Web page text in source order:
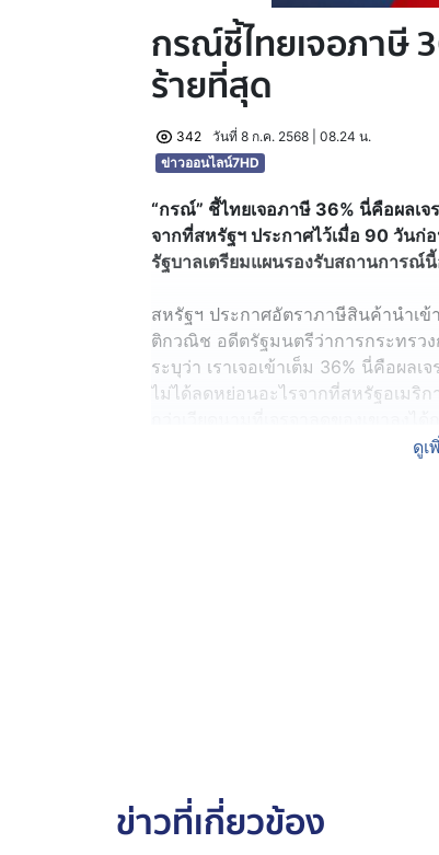
กรณ์ชี้ไทยเจอภาษี
ร้ายที่สุด
342
วันที่ 8 ก.ค. 2568 | 08.24 น.
ข่าวออนไลน์7HD
“กรณ์” ชี้ไทยเจอภาษี 36% นี่คือผลเ
จากที่สหรัฐฯ ประกาศไว้เมื่อ 90 วันก่
รัฐบาลเตรียมแผนรองรับสถานการณ์นี้
สหรัฐฯ ประกาศอัตราภาษีสินค้านำเ
ติกวณิช อดีตรัฐมนตรีว่าการกระทรว
ระบุว่า เราเจอเข้าเต็ม 36% นี่คือผล
ไม่ได้ลดหย่อนอะไรจากที่สหรัฐอเมริ
จ่าย หากรัฐบาลยังทำทุกอย่างเหมือน
ควรระวังผลต่อดุลบัญชีเดินสะพัดของ
ดูเ
ข่าวที่เกี่ยวข้อง